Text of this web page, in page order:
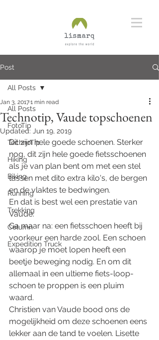
Post
All Posts
FotoTip
TechnoTip
Hiking
Biking
Running
Trekking
Column
Expedition Truck
All Posts
Technotip, Vaude topschoenen
Jan 3, 20171 min read
Updated: Jun 19, 2019
Dit zijn hele goede schoenen. Sterker
nog, dit zijn hele goede fietsschoenen
als je van plan bent om met een stel
tassen met dito extra kilo's, de bergen
en de vlaktes te bedwingen.
En dat is best wel een prestatie van
Vaude.
Ga maar na: een fietsschoen heeft bij
voorkeur een harde zool. Een schoen
waarop je moet lopen heeft een
beetje beweging nodig. En om dit
allemaal in een ultieme fiets-loop-
schoen te proppen is een pluim
waard.
Christien van Vaude bood ons de
mogelijkheid om deze schoenen eens
lekker aan de tand te voelen. Lisette